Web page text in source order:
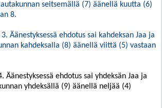
seitsemällä (7) äänellä kuutta (6)
8.
Äänestyksessä ehdotus sai kahdeksanJaa ja
kahdeksalla (8) äänellä viittä (5) vastaan
. Äänestyksessä ehdotus sai yhdeksänJaa ja
yhdeksällä (9) äänellä neljää (4)